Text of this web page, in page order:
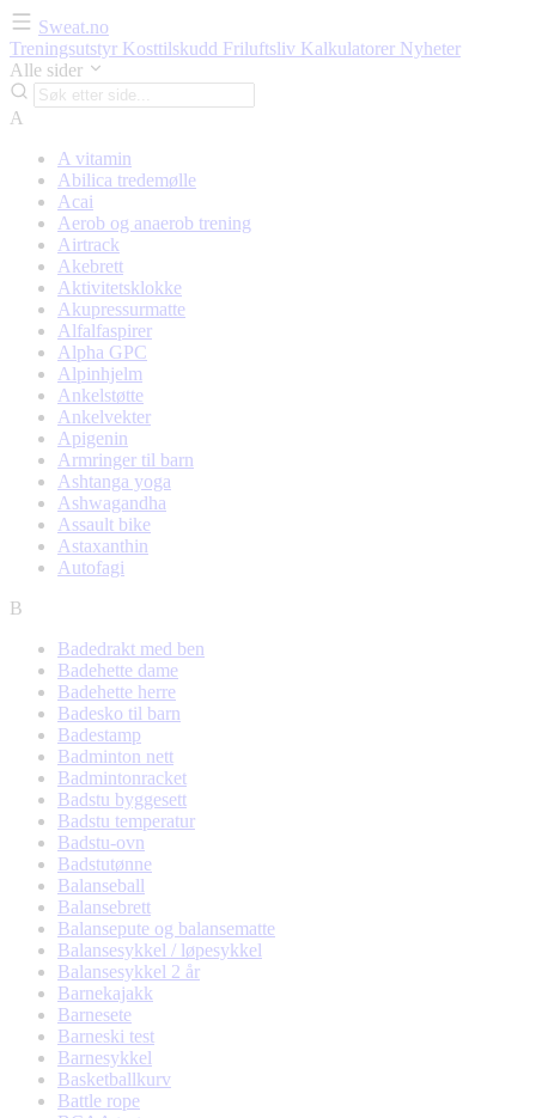
Sweat.no
Treningsutstyr Kosttilskudd Friluftsliv Kalkulatorer Nyheter
Alle sider
A
A vitamin
Abilica tredemølle
Acai
Aerob og anaerob trening
Airtrack
Akebrett
Aktivitetsklokke
Akupressurmatte
Alfalfaspirer
Alpha GPC
Alpinhjelm
Ankelstøtte
Ankelvekter
Apigenin
Armringer til barn
Ashtanga yoga
Ashwagandha
Assault bike
Astaxanthin
Autofagi
B
Badedrakt med ben
Badehette dame
Badehette herre
Badesko til barn
Badestamp
Badminton nett
Badmintonracket
Badstu byggesett
Badstu temperatur
Badstu-ovn
Badstutønne
Balanseball
Balansebrett
Balansepute og balansematte
Balansesykkel / løpesykkel
Balansesykkel 2 år
Barnekajakk
Barnesete
Barneski test
Barnesykkel
Basketballkurv
Battle rope